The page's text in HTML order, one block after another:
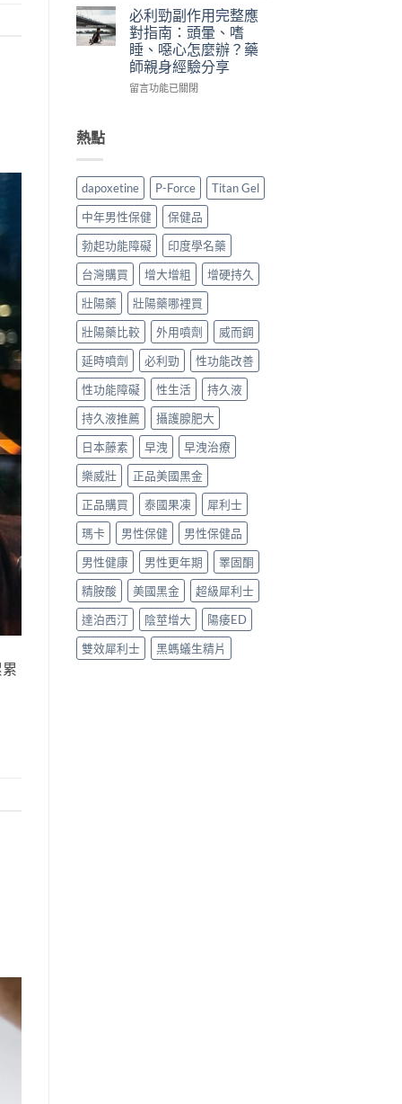
雙
效
藥，
哪
種
最
友
最
常
問
的
價
道
一
次
講
清
楚〉
中
什
麼？
藥
師
揭
密：
達
泊
西
汀，
劑
量
購
買
管
道
一
搞
懂〉
中
泊
西
汀
藥
局
買
解
析
台
灣
購
買
道
與
正
品
哪
買〉
中
必利勁副作用完整應
對指南：頭暈、嗜
睡、噁心怎麼辦？藥
師親身經驗分享
在
用
完
整
應
對
指
南：
頭
暈、
嗜
睡、
噁
怎
麼
辦？
藥
師
親
身
經
分
享〉
中
留言功能已關閉
熱點
dapoxetine P-Force
Titan Gel
中年男性保健
保健品
勃起功能障礙
印度學名藥
台灣購買
增大增粗
增硬持久
壯陽藥
壯陽藥哪裡買
壯陽藥比較
外用噴劑
威而鋼
延時噴劑
必利勁
性功能改善
性功能障礙
性生活
持久液
持久液推薦
攝護腺肥大
日本藤素
早洩
早洩治療
樂威壯
正品美國黑金
正品購買
泰國果凍
犀利士
瑪卡
男性保健
男性保健品
男性健康
男性更年期
睪固酮
精胺酸
美國黑金
超級犀利士
達泊西汀
陰莖增大
陽痿ED
雙效犀利士
黑螞蟻生精片